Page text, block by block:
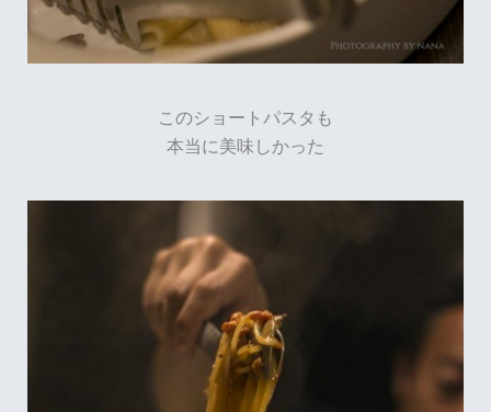
このショートパスタも
本当に美味しかった